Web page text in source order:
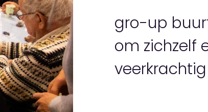
gro-up
om zichzelf